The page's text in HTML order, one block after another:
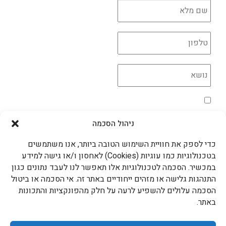
ניהול הסכמה
כדי לספק את חוויית השימוש הטובה ביותר, אנו משתמשים
בטכנולוגיות כמו עוגיות (Cookies) לאחסון ו/או גישה למידע
במכשיר. הסכמה לטכנולוגיות אלו תאפשר לנו לעבד נתונים כגון
התנהגות גלישה או מזהים ייחודיים באתר זה. אי הסכמה או ביטול
הסכמה עלולים להשפיע לרעה על חלק מהפונקציות והתכונות
באתר.
שליחה >
עדידה גם ברשתות החברתיות
עדידה בטלפון
המותגים המובילים שלנו